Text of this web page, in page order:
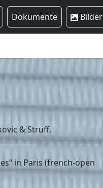
Dokumente Bilder
& Struff.
in Paris (french-open